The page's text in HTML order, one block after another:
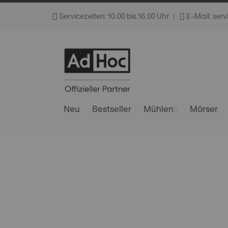
Direkt
Inhalt
Servicezeiten: 10.00 bis 16.00 Uhr E-Mail:
Neu Bestseller Mühlen Mörser